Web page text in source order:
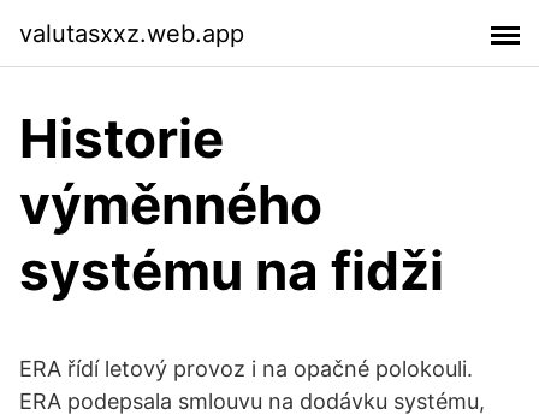
valutasxxz.web.app
Historie
výměnného
systému na fidži
ERA řídí letový provoz i na opačné polokouli.
ERA podepsala smlouvu na dodávku systému,